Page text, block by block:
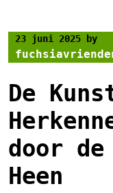
23 juni 2025 by
De
door de
Heen